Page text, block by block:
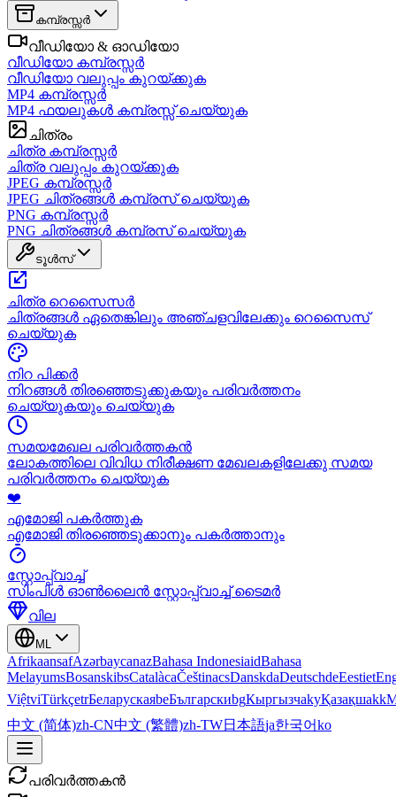
കമ്പ്രസ്സർ
വീഡിയോ & ഓഡിയോ
വീഡിയോ കമ്പ്രസ്സർ
വീഡിയോ വലുപ്പം കുറയ്ക്കുക
MP4 കമ്പ്രസ്സർ
MP4 ഫയലുകൾ കമ്പ്രസ്സ് ചെയ്യുക
ചിത്രം
ചിത്ര കമ്പ്രസ്സർ
ചിത്ര വലുപ്പം കുറയ്ക്കുക
JPEG കമ്പ്രസ്സർ
JPEG ചിത്രങ്ങൾ കമ്പ്രസ് ചെയ്യുക
PNG കമ്പ്രസ്സർ
PNG ചിത്രങ്ങൾ കമ്പ്രസ് ചെയ്യുക
ടൂൾസ്
ചിത്ര റെസൈസർ
ചിത്രങ്ങൾ ഏതെങ്കിലും അഞ്ചളവിലേക്കും റെസൈസ്
ചെയ്യുക
നിറ പിക്കർ
നിറങ്ങൾ തിരഞ്ഞെടുക്കുകയും പരിവർത്തനം
ചെയ്യുകയും ചെയ്യുക
സമയമേഖല പരിവർത്തകൻ
ലോകത്തിലെ വിവിധ നിരീക്ഷണ മേഖലകളിലേക്കു സമയ
പരിവർത്തനം ചെയ്യുക
❤️
എമോജി പകർത്തുക
എമോജി തിരഞ്ഞെടുക്കാനും പകർത്താനും
സ്റ്റോപ്പ്വാച്ച്
സിംപിൾ ഓൺലൈൻ സ്റ്റോപ്പ്വാച്ച് ടൈമർ
വില
ML
AfrikaansafAzərbaycanazBahasa IndonesiaidBahasa
MelayumsBosanskibsCatalàcaČeštinacsDanskdaDeutschdeEestiet
ViệtviTürkçetrБеларускаяbeБългарскиbgКыргызчаkyҚазақшаkk
中文 (简体)zh-CN中文 (繁體)zh-TW日本語ja한국어ko
പരിവർത്തകൻ